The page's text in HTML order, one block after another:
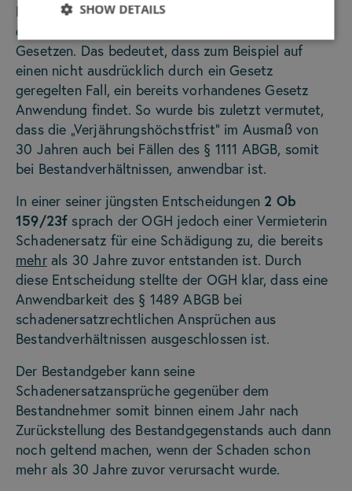
Bei der Gesetzesauslegung gibt es die Möglichkeit
der sogenannten analogen Anwendung von
Gesetzen. Das bedeutet, dass zum Beispiel auf
einen nicht ausdrücklich durch ein Gesetz
geregelten Fall, ein bereits vorhandenes Gesetz
Anwendung findet. So wurde bis zuletzt vermutet,
dass die „Verjährungshöchstfrist“ im Ausmaß von
30 Jahren auch bei Fällen des § 1111 ABGB, somit
bei Bestandverhältnissen, anwendbar ist.
In einer seiner jüngsten Entscheidungen 2 Ob
159/23f sprach der OGH jedoch einer Vermieterin
Schadenersatz für eine Schädigung zu, die bereits
mehrals 30 Jahre zuvor entstanden ist. Durch
diese Entscheidung stellte der OGH klar, dass eine
Anwendbarkeit des § 1489 ABGB bei
schadenersatzrechtlichen Ansprüchen aus
Bestandverhältnissen ausgeschlossen ist.
Der Bestandgeber kann seine
Schadenersatzansprüche gegenüber dem
Bestandnehmer somit binnen einem Jahr nach
Zurückstellung des Bestandgegenstands auch dann
noch geltend machen, wenn der Schaden schon
mehr als 30 Jahre zuvor verursacht wurde.
SHOW DETAILS